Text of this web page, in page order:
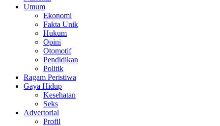
Umum
Ekonomi
Fakta Unik
Hukum
Opini
Otomotif
Pendidikan
Politik
Ragam Peristiwa
Gaya Hidup
Kesehatan
Seks
Advertorial
Profil